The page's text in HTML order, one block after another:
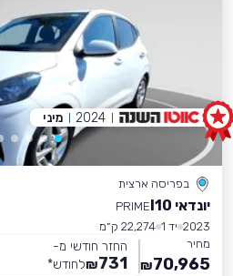
בפריסה ארצית
יונדאי I10
PRIME
2023 יד 1
22,274 ק״מ
מחיר
70,965
₪
החזר חודשי מ-
731
₪לחודש*
2024 מיני